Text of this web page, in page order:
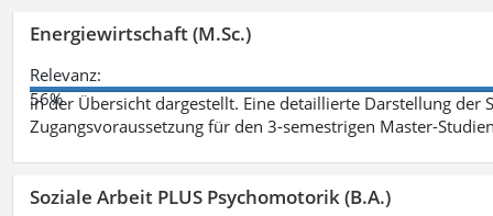
Energiewirtschaft (M.Sc.)
Relevanz:
56%
in der Übersicht dargestellt. Eine detaillierte Darstellung der
Zugangsvoraussetzung für den 3-semestrigen Master-
Soziale Arbeit PLUS Psychomotorik (B.A.)